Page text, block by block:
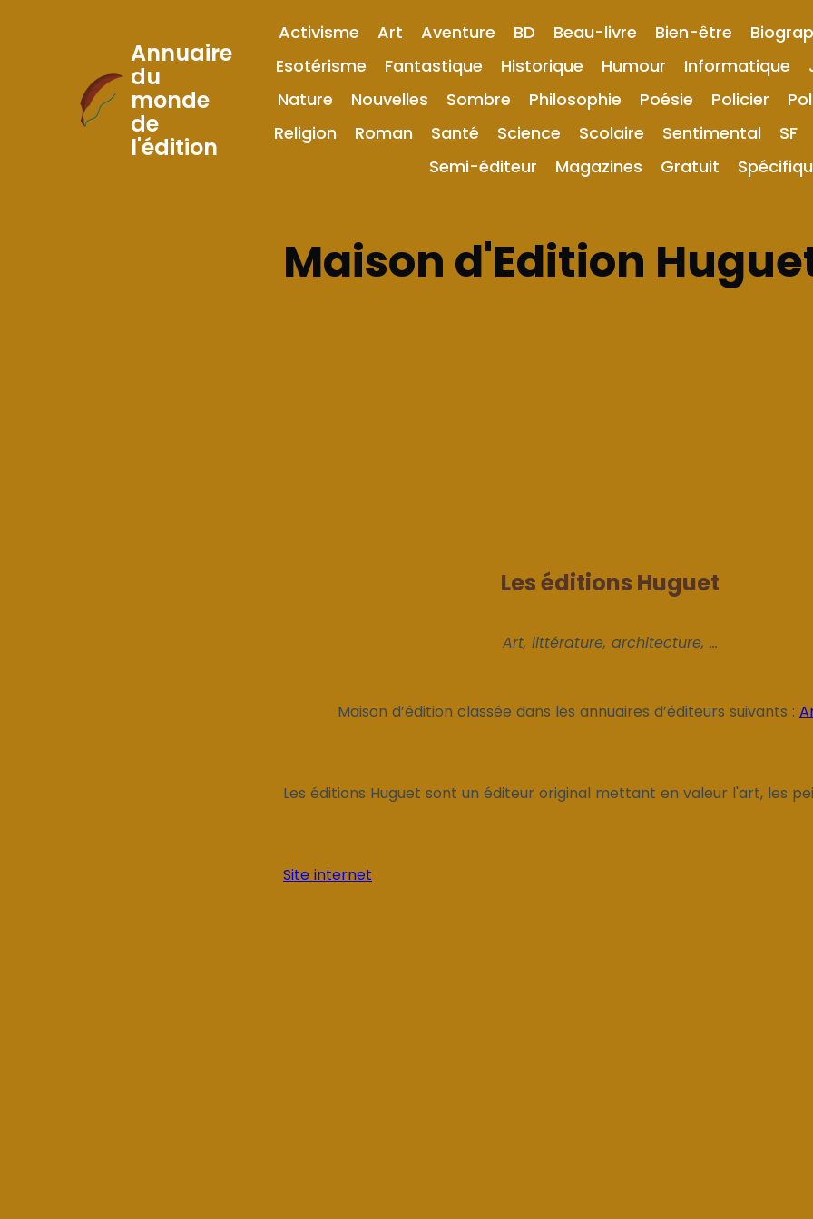
Skip
to
Content
Annuaire
du
monde
de
l'édition
Activisme Art Aventure BD Beau-livre Bien-être
Esotérisme
Fantastique Historique Humour Informatique
Nature
Nouvelles Sombre Philosophie Poésie Policier
Religion
Roman Santé Science Scolaire Sentimental SF
Semi-éditeur
Magazines Gratuit
Maison d'Edition
Les éditions Huguet
Art, littérature, architecture, ...
Maison d’édition classée dans les annuaires d’éditeurs suivants :
Les éditions Huguet sont un éditeur original mettant en valeur l'art, les
Site internet